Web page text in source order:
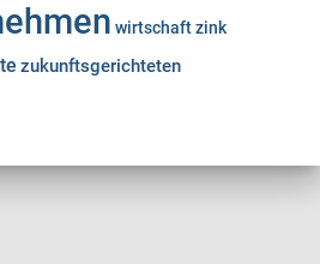
wirtschaftzink
zukunftsgerichteten